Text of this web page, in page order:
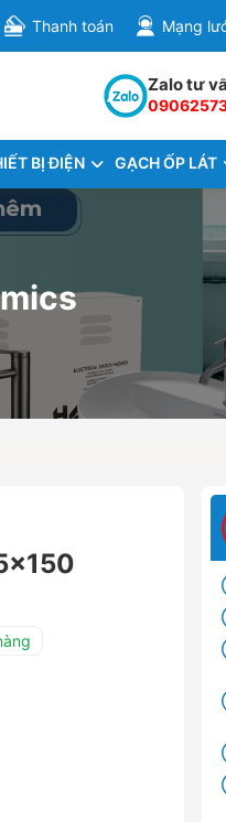
Thanh toán Mạng
Zalo tư
BỊ ĐIỆN GẠCH ỐP LÁT